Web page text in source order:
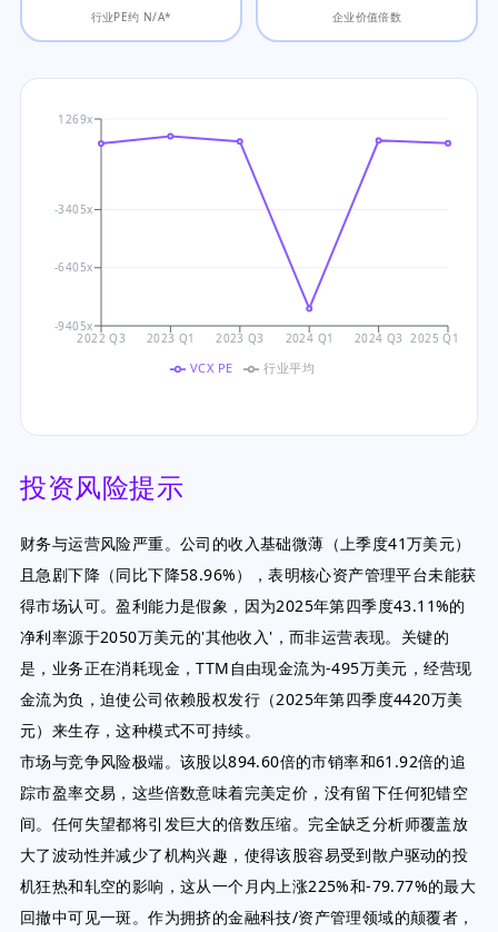
行业PE约 N/A* 企业价值倍数
2022 Q3 2023 Q1 2023 Q3 2024 Q1 2024 Q3 2025 Q1
-9405x
-6405x
-3405x
1269x
VCX PE 行业平均
投资风险提示
财务与运营风险严重。公司的收入基础微薄（上季度41万美元）
且急剧下降（同比下降58.96%），表明核心资产管理平台未能获
得市场认可。盈利能力是假象，因为2025年第四季度43.11%的
净利率源于2050万美元的'其他收入'，而非运营表现。关键的
是，业务正在消耗现金，TTM自由现金流为-495万美元，经营现
金流为负，迫使公司依赖股权发行（2025年第四季度4420万美
元）来生存，这种模式不可持续。
市场与竞争风险极端。该股以894.60倍的市销率和61.92倍的追
踪市盈率交易，这些倍数意味着完美定价，没有留下任何犯错空
间。任何失望都将引发巨大的倍数压缩。完全缺乏分析师覆盖放
大了波动性并减少了机构兴趣，使得该股容易受到散户驱动的投
机狂热和轧空的影响，这从一个月内上涨225%和-79.77%的最大
回撤中可见一斑。作为拥挤的金融科技/资产管理领域的颠覆者，